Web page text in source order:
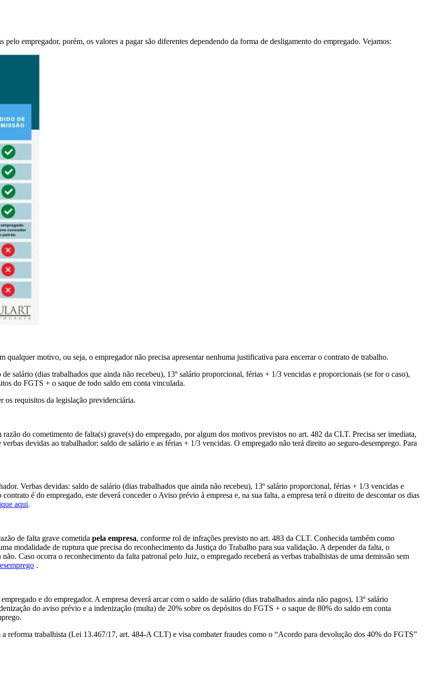
empregador, porém, os valores a pagar são diferentes dependendo da forma de desligamento do empregado. Vejamos:
qualquer motivo, ou seja, o empregador não precisa apresentar nenhuma justificativa para encerrar o contrato de trabalho.
salário (dias trabalhados que ainda não recebeu), 13º salário proporcional, férias + 1/3 vencidas e proporcionais (se for o caso),
do FGTS + o saque de todo saldo em conta vinculada.
os requisitos da legislação previdenciária.
do cometimento de falta(s) grave(s) do empregado, por algum dos motivos previstos no art. 482 da CLT. Precisa ser imediata,
devidas ao trabalhador: saldo de salário e as férias + 1/3 vencidas. O empregado não terá direito ao seguro-desemprego. Para
Verbas devidas: saldo de salário (dias trabalhados que ainda não recebeu), 13º salário proporcional, férias + 1/3 vencidas e
é do empregado, este deverá conceder o Aviso prévio à empresa e, na sua falta, a empresa terá o direito de descontar os dias
aqui.
de falta grave cometida pela empresa, conforme rol de infrações previsto no art. 483 da CLT. Conhecida também como
modalidade de ruptura que precisa do reconhecimento da Justiça do Trabalho para sua validação. A depender da falta, o
Caso ocorra o reconhecimento da falta patronal pelo Juiz, o empregado receberá as verbas trabalhistas de uma demissão sem
.
e do empregador. A empresa deverá arcar com o saldo de salário (dias trabalhados ainda não pagos), 13º salário
do aviso prévio e a indenização (multa) de 20% sobre os depósitos do FGTS + o saque de 80% do saldo em conta
reforma trabalhista (Lei 13.467/17, art. 484-A CLT) e visa combater fraudes como o “Acordo para devolução dos 40% do FGTS”